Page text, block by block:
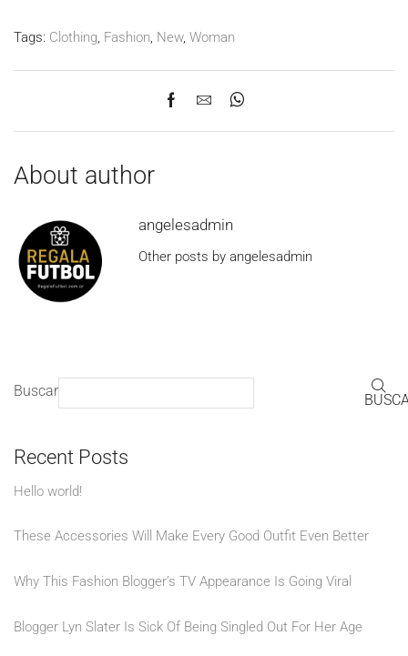
Tags: Clothing, Fashion, New, Woman
About author
angelesadmin
Other posts by angelesadmin
Buscar
Recent Posts
Hello world!
These Accessories Will Make Every Good Outfit Even Better
Why This Fashion Blogger’s TV Appearance Is Going Viral
Blogger Lyn Slater Is Sick Of Being Singled Out For Her Age